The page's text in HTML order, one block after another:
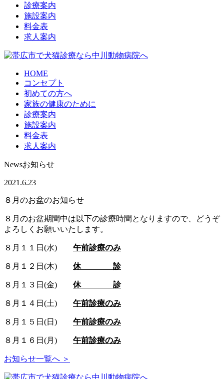
診療案内
施設案内
料金表
求人案内
HOME
コンセプト
初めての方へ
家族の健康のために
診療案内
施設案内
料金表
求人案内
Newsお知らせ
2021.6.23
８月のお盆のお知らせ
８月のお盆期間中は以下の診療時間となりますので、どうぞ
よろしくお願いいたします。
８月１１日(水) 午前診療のみ
８月１２日(木) 休 診
８月１３日(金) 休 診
８月１４日(土) 午前診療のみ
８月１５日(日) 午前診療のみ
８月１６日(月) 午前診療のみ
お知らせ一覧へ ＞